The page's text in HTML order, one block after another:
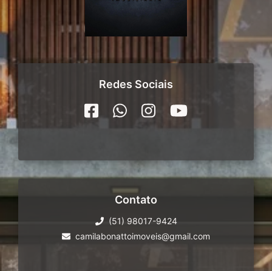
Redes Sociais
Contato
(51) 98017-9424
camilabonattoimoveis@gmail.com